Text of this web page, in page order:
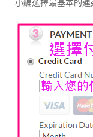
小編選擇最基本的運